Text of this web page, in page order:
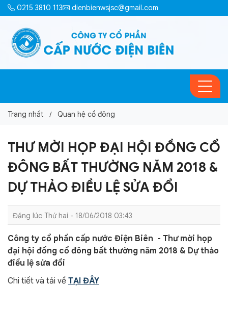
0215 3810 113 dienbienwsjsc@gmail.com
Trang nhất Quan hệ cổ đông
THƯ MỜI HỌP ĐẠI HỘI ĐỒNG CỔ
ĐÔNG BẤT THƯỜNG NĂM 2018 &
DỰ THẢO ĐIỀU LỆ SỬA ĐỔI
Đăng lúc Thứ hai - 18/06/2018 03:43
Công ty cổ phần cấp nước Điện Biên - Thư mời họp
đại hội đồng cổ đông bất thường năm 2018 & Dự thảo
điều lệ sửa đổi
Chi tiết và tải về TẠI ĐÂY